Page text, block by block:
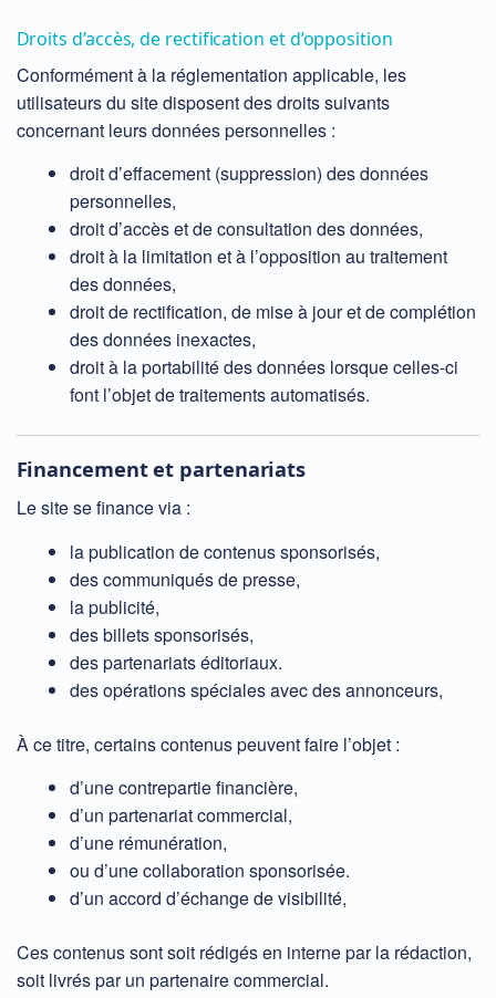
Droits d’accès, de rectification et d’opposition
Conformément à la réglementation applicable, les
utilisateurs du site disposent des droits suivants
concernant leurs données personnelles :
droit d’effacement (suppression) des données
personnelles,
droit d’accès et de consultation des données,
droit à la limitation et à l’opposition au traitement
des données,
droit de rectification, de mise à jour et de complétion
des données inexactes,
droit à la portabilité des données lorsque celles-ci
font l’objet de traitements automatisés.
Financement et partenariats
Le site se finance via :
la publication de contenus sponsorisés,
des communiqués de presse,
la publicité,
des billets sponsorisés,
des partenariats éditoriaux.
des opérations spéciales avec des annonceurs,
À ce titre, certains contenus peuvent faire l’objet :
d’une contrepartie financière,
d’un partenariat commercial,
d’une rémunération,
ou d’une collaboration sponsorisée.
d’un accord d’échange de visibilité,
Ces contenus sont soit rédigés en interne par la rédaction,
soit livrés par un partenaire commercial.